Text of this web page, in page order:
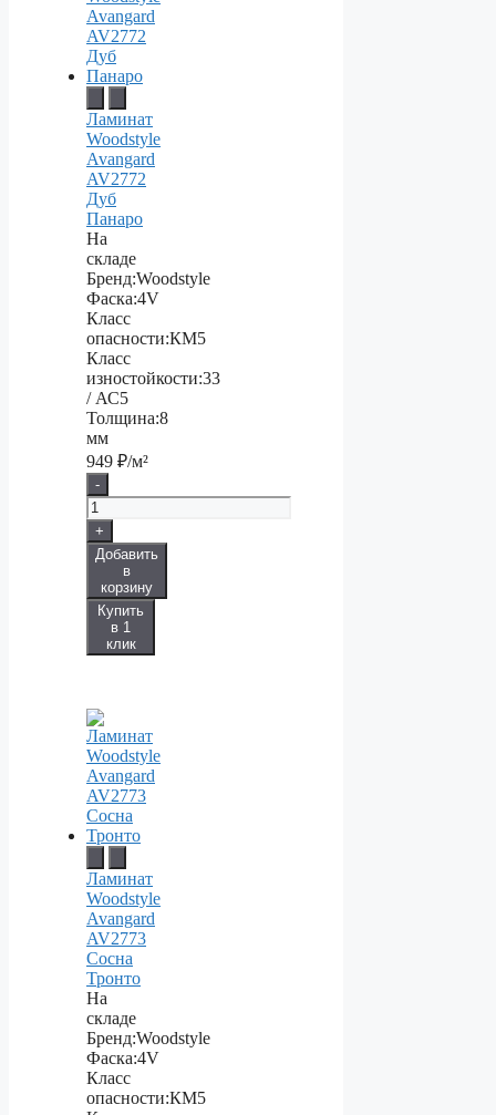
Ламинат
Woodstyle
Avangard
AV2772
Дуб
Панаро
На
складе
Бренд:Woodstyle
Фаска:4V
Класс
опасности:КМ5
Класс
изностойкости:33
/ АС5
Толщина:8
мм
949 ₽/м²
-
+
Добавить
в
корзину
Купить
в 1
клик
Ламинат
Woodstyle
Avangard
AV2773
Сосна
Тронто
На
складе
Бренд:Woodstyle
Фаска:4V
Класс
опасности:КМ5